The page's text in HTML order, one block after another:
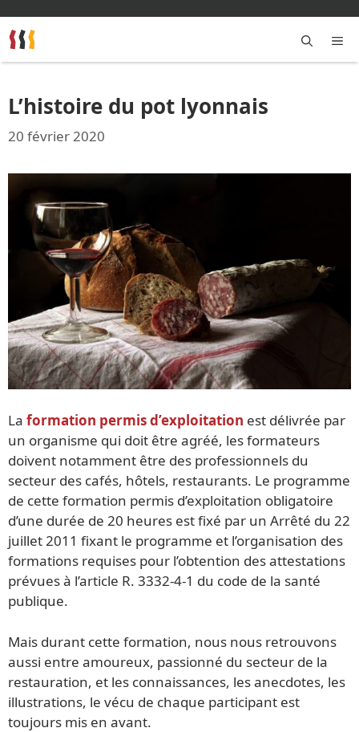
au
contenu
L’histoire du pot lyonnais
20 février 2020
La formation permis d’exploitation est délivrée par
un organisme qui doit être agréé, les formateurs
doivent notamment être des professionnels du
secteur des cafés, hôtels, restaurants. Le programme
de cette formation permis d’exploitation obligatoire
d’une durée de 20 heures est fixé par un Arrêté du 22
juillet 2011 fixant le programme et l’organisation des
formations requises pour l’obtention des attestations
prévues à l’article R. 3332-4-1 du code de la santé
publique.
Mais durant cette formation, nous nous retrouvons
aussi entre amoureux, passionné du secteur de la
restauration, et les connaissances, les anecdotes, les
illustrations, le vécu de chaque participant est
toujours mis en avant.